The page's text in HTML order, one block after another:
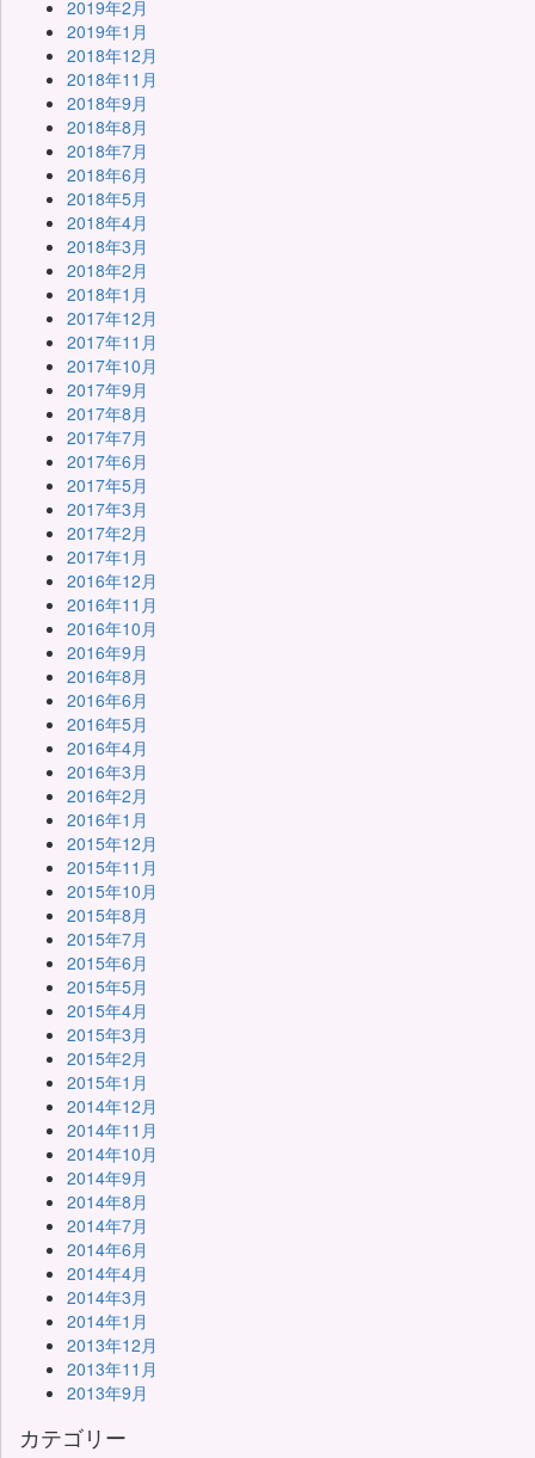
2019年2月
2019年1月
2018年12月
2018年11月
2018年9月
2018年8月
2018年7月
2018年6月
2018年5月
2018年4月
2018年3月
2018年2月
2018年1月
2017年12月
2017年11月
2017年10月
2017年9月
2017年8月
2017年7月
2017年6月
2017年5月
2017年3月
2017年2月
2017年1月
2016年12月
2016年11月
2016年10月
2016年9月
2016年8月
2016年6月
2016年5月
2016年4月
2016年3月
2016年2月
2016年1月
2015年12月
2015年11月
2015年10月
2015年8月
2015年7月
2015年6月
2015年5月
2015年4月
2015年3月
2015年2月
2015年1月
2014年12月
2014年11月
2014年10月
2014年9月
2014年8月
2014年7月
2014年6月
2014年4月
2014年3月
2014年1月
2013年12月
2013年11月
2013年9月
カテゴリー